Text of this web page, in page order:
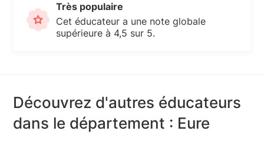
Très populaire
Cet éducateur a une note globale
supérieure à 4,5 sur 5.
Découvrez d'autres éducateurs
dans le département : Eure